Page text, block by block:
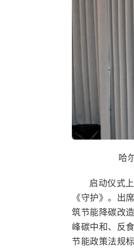
哈
启动仪式
《守护》。出
筑节能降碳改
峰碳中和、反
节能政策法规